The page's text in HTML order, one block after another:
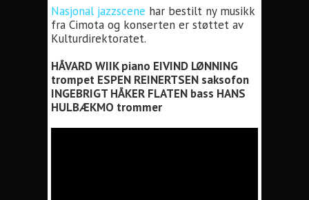
Nasjonal jazzscene har bestilt ny musikk
fra Cimota og konserten er støttet av
Kulturdirektoratet.
HÅVARD WIIK piano EIVIND LØNNING
trompet ESPEN REINERTSEN saksofon
INGEBRIGT HÅKER FLATEN bass HANS
HULBÆKMO trommer